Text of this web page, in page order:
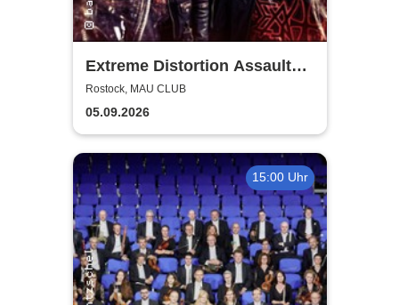
Extreme Distortion Assault
XV
Rostock, MAU CLUB
05.09.2026
15:00 Uhr